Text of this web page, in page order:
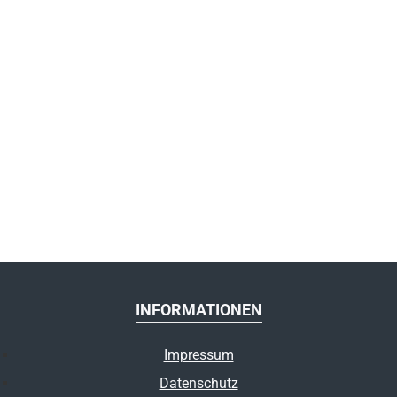
INFORMATIONEN
Impressum
Datenschutz